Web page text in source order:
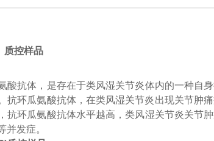
质控样品
酸抗体，是存在于类风湿关节炎体内的一种自
抗环瓜氨酸抗体，在类风湿关节炎出现关节肿
抗环瓜氨酸抗体水平越高，类风湿关节炎关节
并发症。